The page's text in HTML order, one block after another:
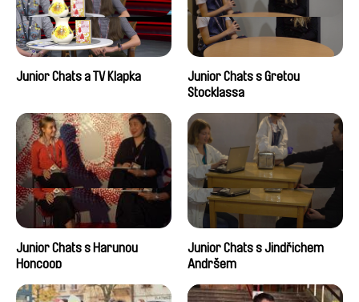
Junior Chats a TV Klapka
Junior Chats s Gretou
Stocklassa
Junior Chats s Harunou
Honcoop
Junior Chats s Jindřichem
Andršem